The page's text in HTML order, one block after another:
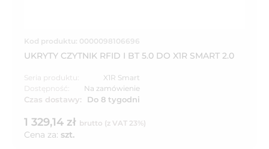
Kod produktu: 0000098106696
UKRYTY CZYTNIK RFID I BT 5.0 DO X1R SMART 2.0
Seria produktu:
X1R Smart
Dostępność:
Na zamówienie
Czas dostawy: Do 8 tygodni
1 329,14 zł brutto (z VAT 23%)
Cena za: szt.